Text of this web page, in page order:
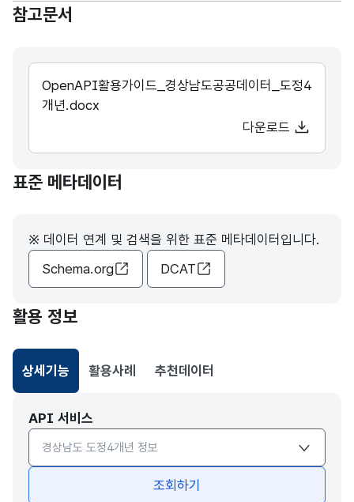
참고문서
OpenAPI활용가이드_경상남도공공데이터_도정4
개년.docx
다운로드
표준 메타데이터
※ 데이터 연계 및 검색을 위한 표준 메타데이터입니다.
Schema.org
DCAT
활용 정보
상세기능
선택됨
활용사례 추천데이터
API 서비스
API서비스 종류 선택
조회하기